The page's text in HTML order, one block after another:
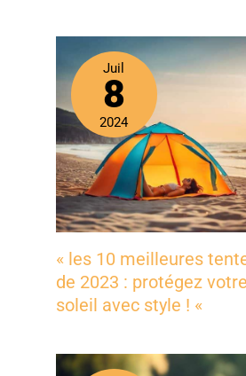
Juil
8
2024
« les 10 meilleures
de 2023 : protégez
soleil avec style ! «